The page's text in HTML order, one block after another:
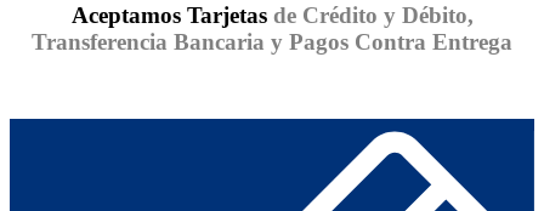
Aceptamos Tarjetas de Crédito y Débito,
Transferencia Bancaria y Pagos Contra Entrega